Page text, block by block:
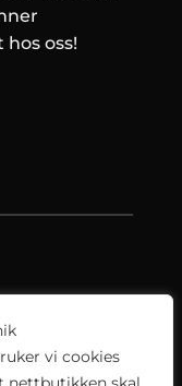
vi cookies
oss!